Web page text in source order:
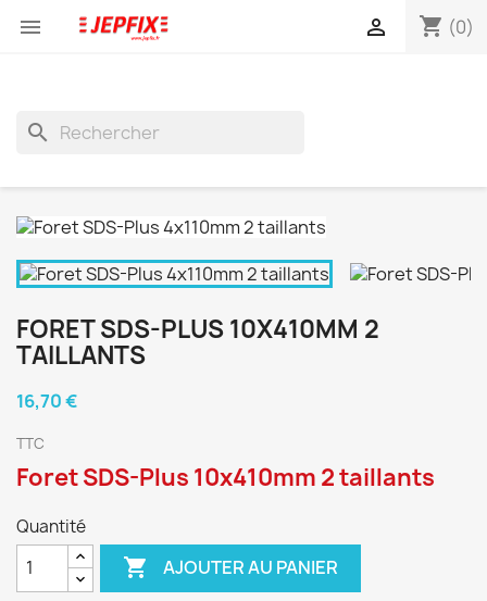
 shopping_cart (0)

search
FORET SDS-PLUS 10X410MM 2
TAILLANTS
16,70 €
TTC
Foret SDS-Plus 10x410mm 2 taillants
Quantité
 AJOUTER AU PANIER